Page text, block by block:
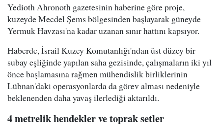
Yedioth Ahronoth gazetesinin haberine göre proje,
kuzeyde Mecdel Şems bölgesinden başlayarak güneyde
Yermuk Havzası'na kadar uzanan sınır hattını kapsıyor.
Haberde, İsrail Kuzey Komutanlığı'ndan üst düzey bir
subay eşliğinde yapılan saha gezisinde, çalışmaların iki yıl
önce başlamasına rağmen mühendislik birliklerinin
Lübnan'daki operasyonlarda da görev alması nedeniyle
beklenenden daha yavaş ilerlediği aktarıldı.
4 metrelik hendekler ve toprak setler